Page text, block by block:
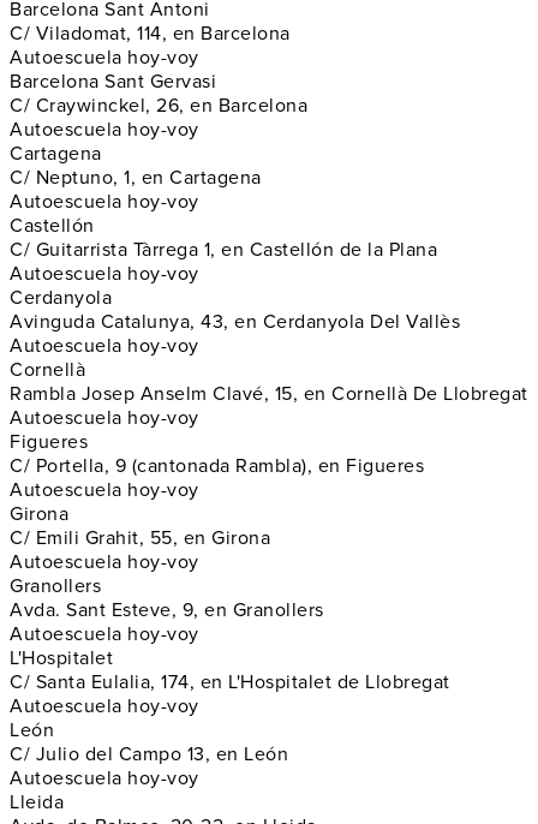
Barcelona Sant Antoni
C/ Viladomat, 114, en Barcelona
Autoescuela hoy-voy
Barcelona Sant Gervasi
C/ Craywinckel, 26, en Barcelona
Autoescuela hoy-voy
Cartagena
C/ Neptuno, 1, en Cartagena
Autoescuela hoy-voy
Castellón
C/ Guitarrista Tàrrega 1, en Castellón de la Plana
Autoescuela hoy-voy
Cerdanyola
Avinguda Catalunya, 43, en Cerdanyola Del Vallès
Autoescuela hoy-voy
Cornellà
Rambla Josep Anselm Clavé, 15, en Cornellà De Llobregat
Autoescuela hoy-voy
Figueres
C/ Portella, 9 (cantonada Rambla), en Figueres
Autoescuela hoy-voy
Girona
C/ Emili Grahit, 55, en Girona
Autoescuela hoy-voy
Granollers
Avda. Sant Esteve, 9, en Granollers
Autoescuela hoy-voy
L'Hospitalet
C/ Santa Eulalia, 174, en L'Hospitalet de Llobregat
Autoescuela hoy-voy
León
C/ Julio del Campo 13, en León
Autoescuela hoy-voy
Lleida